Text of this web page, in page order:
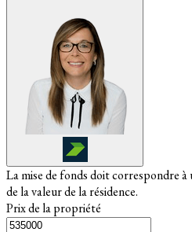
La mise de fonds doit correspondre à
de la valeur de la résidence.
Prix de la propriété